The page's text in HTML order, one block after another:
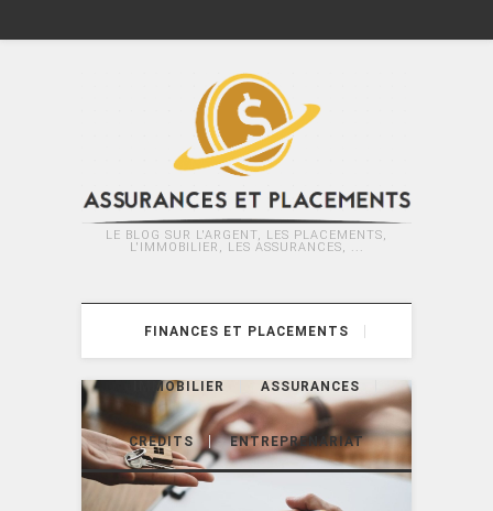
LE BLOG SUR L'ARGENT, LES PLACEMENTS,
L'IMMOBILIER, LES ASSURANCES, ...
FINANCES ET PLACEMENTS
IMMOBILIER ASSURANCES
CRÉDITS ENTREPRENARIAT